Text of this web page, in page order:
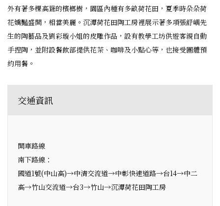
外有著多棵高聳的檳榔樹，園區內種有多畝荷花田，夏季時朵朵荷
花嬌豔盛開，相當美麗。沉潭荷花田陶工房裡展示著多項張舒嵎先
生的陶藝品及劉彩璇小姐的皮雕作品，設有教學工坊供遊客親自動
手捏陶，並附設餐飲部提供花茶、咖啡及小點心等，也接受團體預
約用餐。
交通資訊
開車路線
南下路線：
國道1號(中山高)→中清交流道→中彰快速道路→台14→中二
高→竹山交流道→台3→竹山→沉潭荷花田陶工房